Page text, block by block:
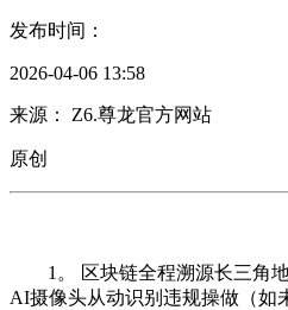
发布时间：
2026-04-06 13:58
来源： Z6.尊龙官方网站
原创
1。 区块链全程溯源长三角地
AI摄像头从动识别违规操做（如